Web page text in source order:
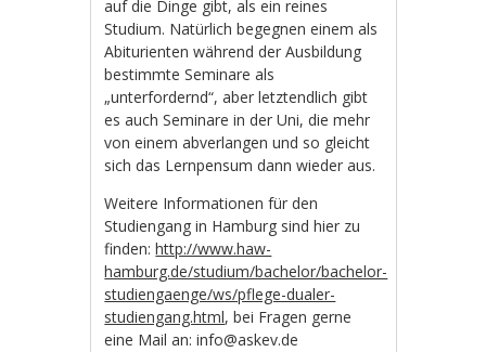
auf die Dinge gibt, als ein reines
Studium. Natürlich begegnen einem als
Abiturienten während der Ausbildung
bestimmte Seminare als
„unterfordernd“, aber letztendlich gibt
es auch Seminare in der Uni, die mehr
von einem abverlangen und so gleicht
sich das Lernpensum dann wieder aus.
Weitere Informationen für den
Studiengang in Hamburg sind hier zu
finden:http://www.haw-
hamburg.de/studium/bachelor/bachelor-
studiengaenge/ws/pflege-dualer-
studiengang.html, bei Fragen gerne
eine Mail an: info@askev.de